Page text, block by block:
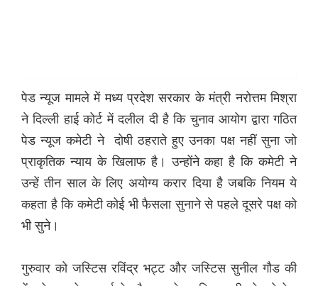
पेड न्यूज मामले में मध्य प्रदेश सरकार के मंत्री नरोत्तम मिश्रा
ने दिल्ली हाई कोर्ट में दलील दी है कि चुनाव आयोग द्वारा गठित
पेड न्यूज कमेटी ने दोषी ठहराते हुए उनका पक्ष नहीं सुना जो
प्राकृतिक न्याय के खिलाफ है। उन्होंने कहा है कि कमेटी ने
उन्हें तीन साल के लिए अयोग्य करार दिया है जबकि नियम ये
कहता है कि कमेटी कोई भी फैसला सुनाने से पहले दूसरे पक्ष को
भी सुने।
गुरुवार को जस्टिस रविंद्र भट्ट और जस्टिस सुनील गौड की